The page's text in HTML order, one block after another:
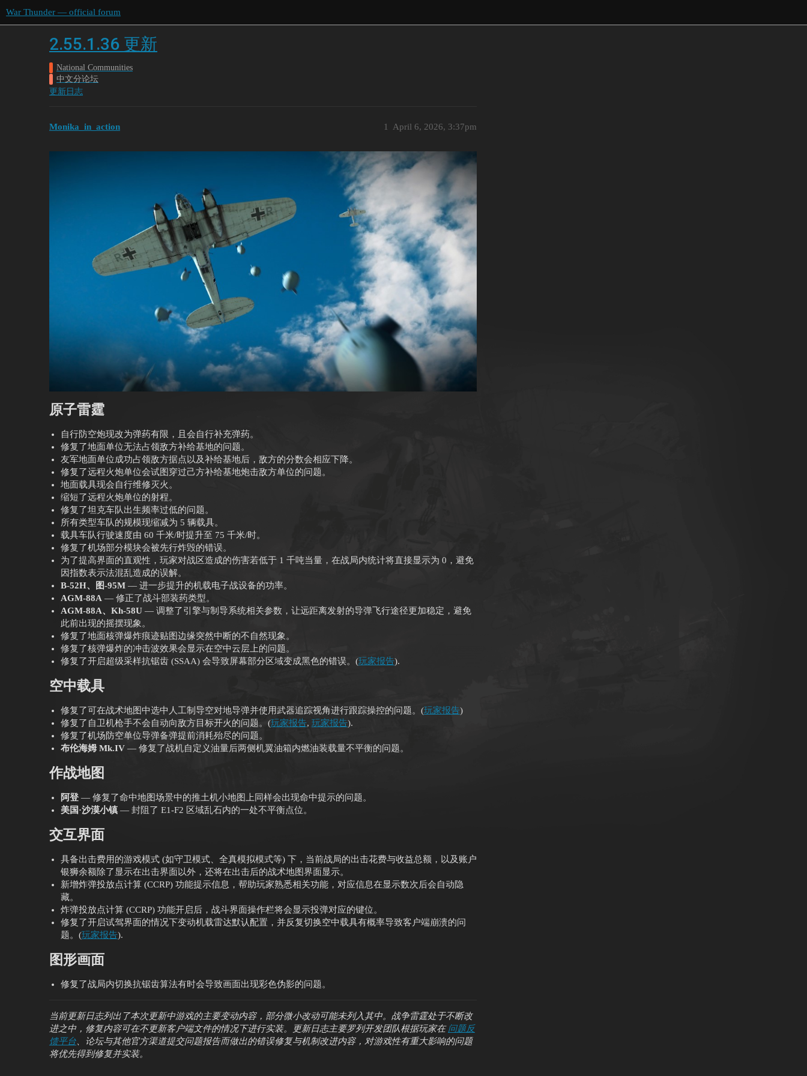
War Thunder — official forum
2.55.1.36 更新
National Communities
中文分论坛
更新日志
Monika_in_action April 6, 2026, 3:37pm
1
原子雷霆
自行防空炮现改为弹药有限，且会自行补充弹药。
修复了地面单位无法占领敌方补给基地的问题。
友军地面单位成功占领敌方据点以及补给基地后，敌方的分数会相应下降。
修复了远程火炮单位会试图穿过己方补给基地炮击敌方单位的问题。
地面载具现会自行维修灭火。
缩短了远程火炮单位的射程。
修复了坦克车队出生频率过低的问题。
所有类型车队的规模现缩减为 5 辆载具。
载具车队行驶速度由 60 千米/时提升至 75 千米/时。
修复了机场部分模块会被先行炸毁的错误。
为了提高界面的直观性，玩家对战区造成的伤害若低于 1 千吨当量，在战局内统计将直接显示为 0，避免
因指数表示法混乱造成的误解。
B-52H、图-95M— 进一步提升的机载电子战设备的功率。
AGM-88A— 修正了战斗部装药类型。
AGM-88A、Kh-58U— 调整了引擎与制导系统相关参数，让远距离发射的导弹飞行途径更加稳定，避免
此前出现的摇摆现象。
修复了地面核弹爆炸痕迹贴图边缘突然中断的不自然现象。
修复了核弹爆炸的冲击波效果会显示在空中云层上的问题。
修复了开启超级采样抗锯齿 (SSAA) 会导致屏幕部分区域变成黑色的错误。(玩家报告).
空中载具
修复了可在战术地图中选中人工制导空对地导弹并使用武器追踪视角进行跟踪操控的问题。(玩家报告)
修复了自卫机枪手不会自动向敌方目标开火的问题。(玩家报告, 玩家报告).
修复了机场防空单位导弹备弹提前消耗殆尽的问题。
布伦海姆 Mk.IV— 修复了战机自定义油量后两侧机翼油箱内燃油装载量不平衡的问题。
作战地图
阿登— 修复了命中地图场景中的推土机小地图上同样会出现命中提示的问题。
美国·沙漠小镇— 封阻了 E1-F2 区域乱石内的一处不平衡点位。
交互界面
具备出击费用的游戏模式 (如守卫模式、全真模拟模式等) 下，当前战局的出击花费与收益总额，以及账户
银狮余额除了显示在出击界面以外，还将在出击后的战术地图界面显示。
新增炸弹投放点计算 (CCRP) 功能提示信息，帮助玩家熟悉相关功能，对应信息在显示数次后会自动隐
藏。
炸弹投放点计算 (CCRP) 功能开启后，战斗界面操作栏将会显示投弹对应的键位。
修复了开启试驾界面的情况下变动机载雷达默认配置，并反复切换空中载具有概率导致客户端崩溃的问
题。(玩家报告).
图形画面
修复了战局内切换抗锯齿算法有时会导致画面出现彩色伪影的问题。
当前更新日志列出了本次更新中游戏的主要变动内容，部分微小改动可能未列入其中。战争雷霆处于不断改
进之中，修复内容可在不更新客户端文件的情况下进行实装。更新日志主要罗列开发团队根据玩家在问题反
馈平台、论坛与其他官方渠道提交问题报告而做出的错误修复与机制改进内容，对游戏性有重大影响的问题
将优先得到修复并实装。